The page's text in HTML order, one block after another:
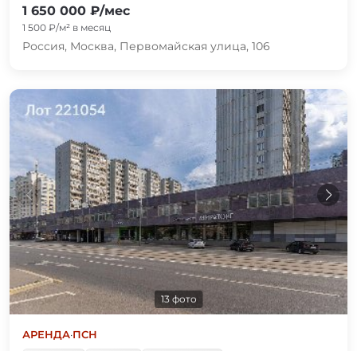
1 650 000 ₽/мес
1 500 ₽/м² в месяц
Россия, Москва, Первомайская улица, 106
13 фото
АРЕНДА·ПСН